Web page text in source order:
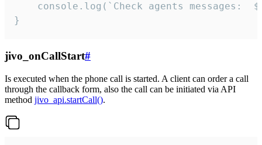
}
jivo_onCallStart#
Is executed when the phone call is started. A client can order a call
through the callback form, also the call can be initiated via API
method jivo_api.startCall().